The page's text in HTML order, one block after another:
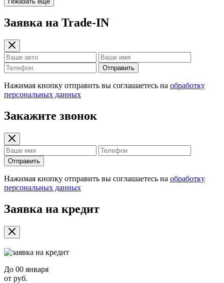
Заявка на Trade-IN
Отправить
Нажимая кнопку отправить вы соглашаетесь на обработку
персональных данных
Закажите звонок
Отправить
Нажимая кнопку отправить вы соглашаетесь на обработку
персональных данных
Заявка на кредит
До 00 января
от руб.